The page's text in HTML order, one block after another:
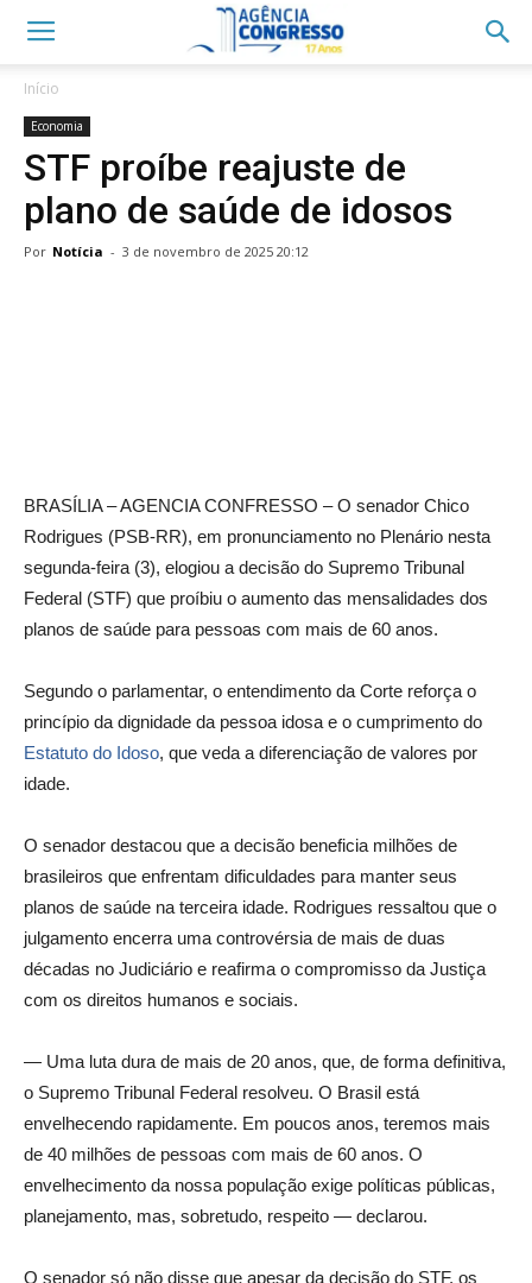
Início
Economia
STF proíbe reajuste de
plano de saúde de idosos
Por Notícia - 3 de novembro de 2025 20:12
BRASÍLIA – AGENCIA CONFRESSO – O senador Chico
Rodrigues (PSB-RR), em pronunciamento no Plenário nesta
segunda-feira (3), elogiou a decisão do Supremo Tribunal
Federal (STF) que proíbiu o aumento das mensalidades dos
planos de saúde para pessoas com mais de 60 anos.
Segundo o parlamentar, o entendimento da Corte reforça o
princípio da dignidade da pessoa idosa e o cumprimento do
Estatuto do Idoso, que veda a diferenciação de valores por
idade.
O senador destacou que a decisão beneficia milhões de
brasileiros que enfrentam dificuldades para manter seus
planos de saúde na terceira idade. Rodrigues ressaltou que o
julgamento encerra uma controvérsia de mais de duas
décadas no Judiciário e reafirma o compromisso da Justiça
com os direitos humanos e sociais.
— Uma luta dura de mais de 20 anos, que, de forma definitiva,
o Supremo Tribunal Federal resolveu. O Brasil está
envelhecendo rapidamente. Em poucos anos, teremos mais
de 40 milhões de pessoas com mais de 60 anos. O
envelhecimento da nossa população exige políticas públicas,
planejamento, mas, sobretudo, respeito — declarou.
O senador só não disse que apesar da decisão do STF, os